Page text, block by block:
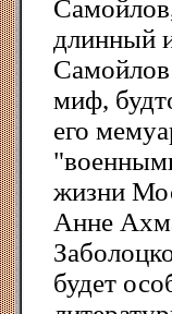
длинный
Самойлов
миф,
его
жизни
Анне
будет